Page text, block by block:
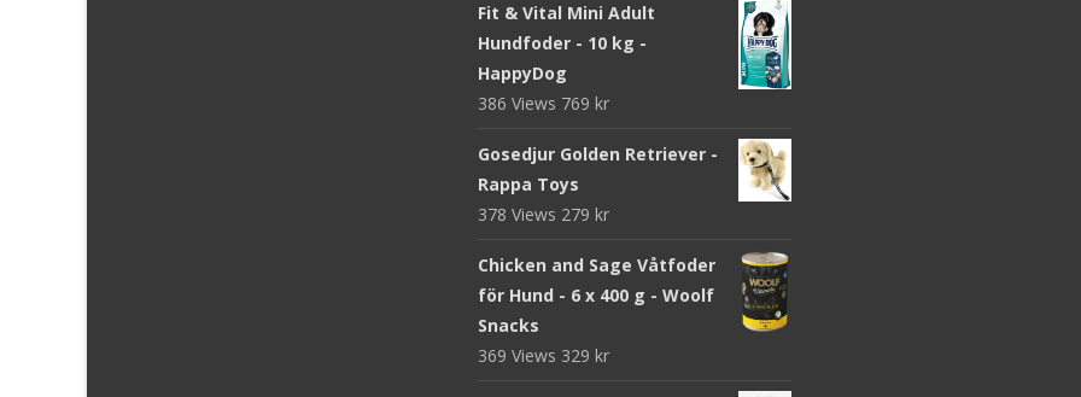
Fit & Vital Mini Adult
Hundfoder - 10 kg -
HappyDog
386 Views 769 kr
Gosedjur Golden Retriever -
Rappa Toys
378 Views 279 kr
Chicken and Sage Våtfoder
för Hund - 6 x 400 g - Woolf
Snacks
369 Views 329 kr